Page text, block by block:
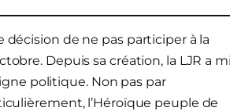
de ne pas participer à la
Depuis sa création, la LJR a
politique. Non pas par
l’Héroïque peuple de